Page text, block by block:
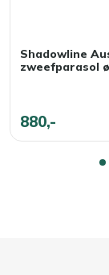
Shadowline
zweefparasol
880,-